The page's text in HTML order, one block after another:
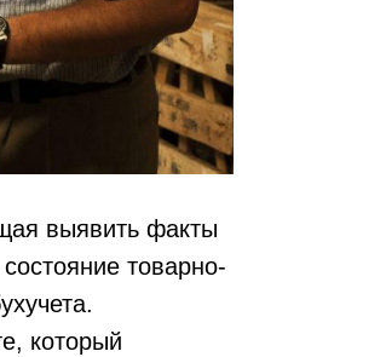
выявить факты
товарно-
который